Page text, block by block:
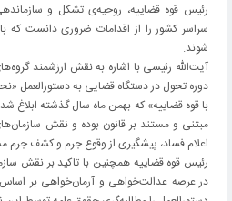
رئیس قوه قضاییه، روحیه‌ی تشکل و
سراسر کشور را از اقدامات ضروری دانست که
شوند.
آیت‌الله رئیسی با اشاره به نقش ارزشمند
دوره تحول در دستگاه قضایی به دستورالعمل
با قوه قضاییه» که بهمن ماه سال گذشته ابلاغ
مبتنی و مستند بر قانون بوده و نقش
اعلام فساد، پیشگیری از وقوع جرم و کشف
رئیس قوه قضاییه همچنین با تاکید بر نقش
در عرصه عدالت‌خواهی و آرمان‌خواهی بر اساس